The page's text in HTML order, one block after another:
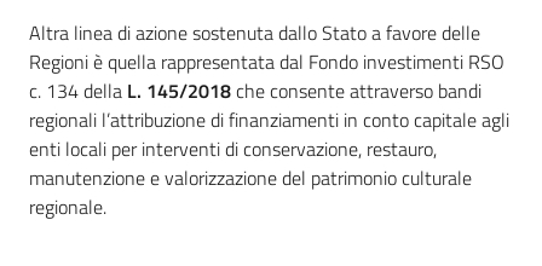
Altra linea di azione sostenuta dallo Stato a favore delle
Regioni è quella rappresentata dal Fondo investimenti RSO
c. 134 della L. 145/2018che consente attraverso bandi
regionali l’attribuzione di finanziamenti in conto capitale agli
enti locali per interventi di conservazione, restauro,
manutenzione e valorizzazione del patrimonio culturale
regionale.